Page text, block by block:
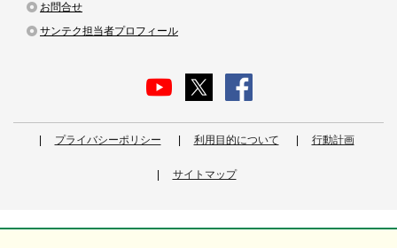
お問合せ
サンテク担当者プロフィール
プライバシーポリシー 利用目的について 行動計画
サイトマップ